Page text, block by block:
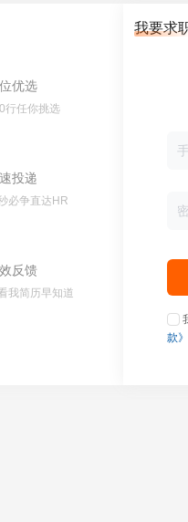
优选
行任你挑选
投递
必争直达HR
反馈
我简历早知道
我要求
款》